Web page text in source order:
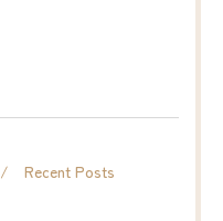
Recent Posts